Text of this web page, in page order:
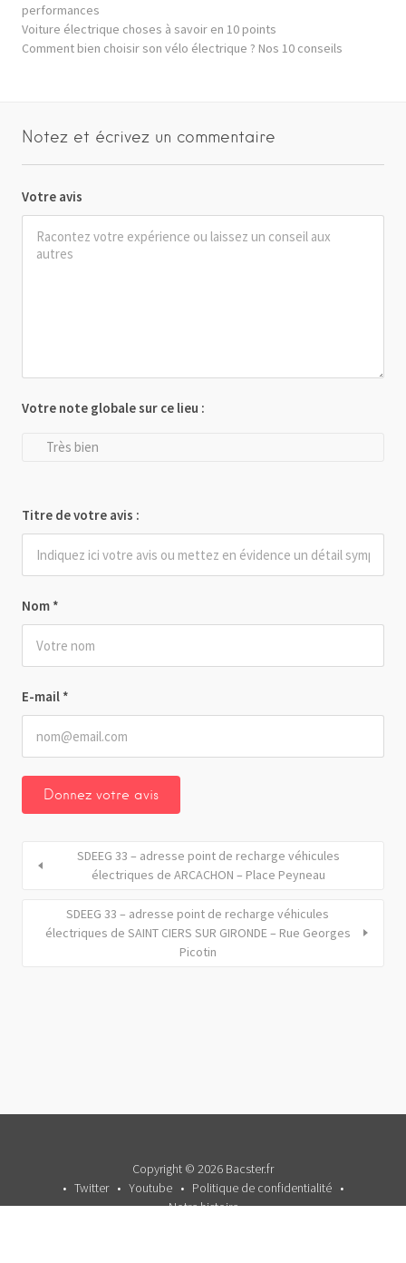
performances
Voiture électrique choses à savoir en 10 points
Comment bien choisir son vélo électrique ? Nos 10 conseils
Notez et écrivez un commentaire
Votre avis
Nom *
E-mail *
Votre note globale sur ce lieu :
Très bien
Titre de votre avis :
SDEEG 33 – adresse point de recharge véhicules
électriques de ARCACHON – Place Peyneau
SDEEG 33 – adresse point de recharge véhicules
électriques de SAINT CIERS SUR GIRONDE – Rue Georges
Picotin
Copyright © 2026 Bacster.fr
Twitter
Youtube
Politique de confidentialité
Notre histoire